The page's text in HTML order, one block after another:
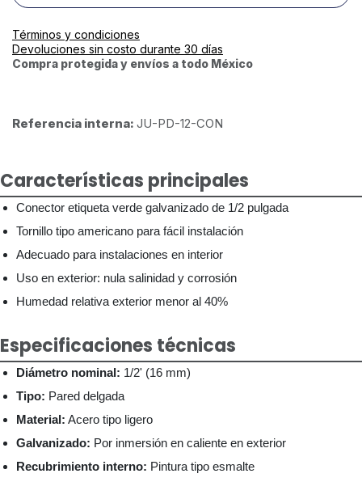
Términos y condiciones
Devoluciones sin costo durante 30 días
Compra protegida y envíos a todo México
Referencia interna: JU-PD-12-CON
Características principales
Conector etiqueta verde galvanizado de 1/2 pulgada
Tornillo tipo americano para fácil instalación
Adecuado para instalaciones en interior
Uso en exterior: nula salinidad y corrosión
Humedad relativa exterior menor al 40%
Especificaciones técnicas
Diámetro nominal: 1/2' (16 mm)
Tipo: Pared delgada
Material: Acero tipo ligero
Galvanizado: Por inmersión en caliente en exterior
Recubrimiento interno: Pintura tipo esmalte